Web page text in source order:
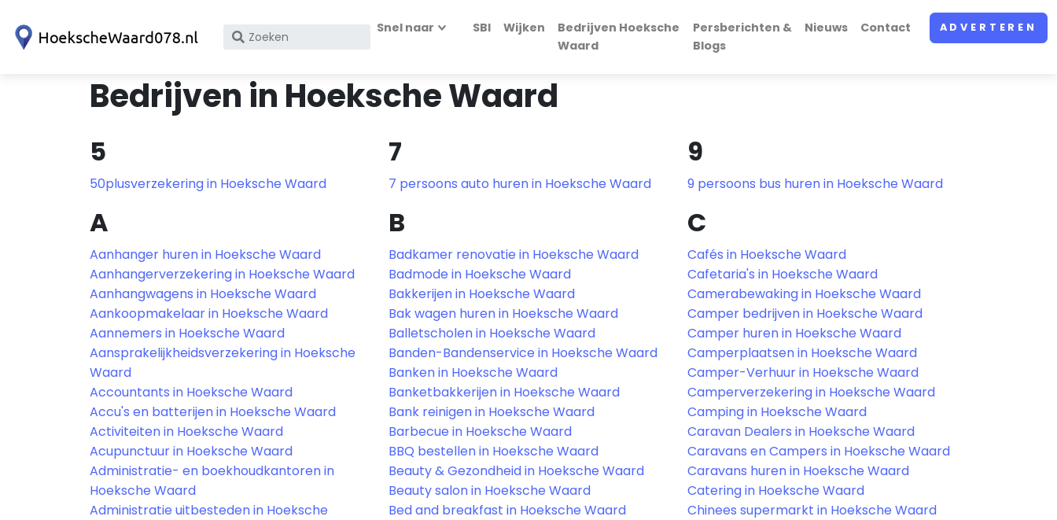
Zoek
of
Snel naar SBI Wijken
Bedrijven Hoeksche
Waard
Persberichten &
Blogs
Nieuws Contact ADVERTEREN
Bedrijven in Hoeksche Waard
5
50plusverzekering in Hoeksche Waard
7
7 persoons auto huren in Hoeksche Waard
9
9 persoons bus huren in Hoeksche Waard
A
Aanhanger huren in Hoeksche Waard
Aanhangerverzekering in Hoeksche Waard
Aanhangwagens in Hoeksche Waard
Aankoopmakelaar in Hoeksche Waard
Aannemers in Hoeksche Waard
Aansprakelijkheidsverzekering in Hoeksche
Waard
Accountants in Hoeksche Waard
Accu's en batterijen in Hoeksche Waard
Activiteiten in Hoeksche Waard
Acupunctuur in Hoeksche Waard
Administratie- en boekhoudkantoren in
Hoeksche Waard
Administratie uitbesteden in Hoeksche
B
Badkamer renovatie in Hoeksche Waard
Badmode in Hoeksche Waard
Bakkerijen in Hoeksche Waard
Bak wagen huren in Hoeksche Waard
Balletscholen in Hoeksche Waard
Banden-Bandenservice in Hoeksche Waard
Banken in Hoeksche Waard
Banketbakkerijen in Hoeksche Waard
Bank reinigen in Hoeksche Waard
Barbecue in Hoeksche Waard
BBQ bestellen in Hoeksche Waard
Beauty & Gezondheid in Hoeksche Waard
Beauty salon in Hoeksche Waard
Bed and breakfast in Hoeksche Waard
C
Cafés in Hoeksche Waard
Cafetaria's in Hoeksche Waard
Camerabewaking in Hoeksche Waard
Camper bedrijven in Hoeksche Waard
Camper huren in Hoeksche Waard
Camperplaatsen in Hoeksche Waard
Camper-Verhuur in Hoeksche Waard
Camperverzekering in Hoeksche Waard
Camping in Hoeksche Waard
Caravan Dealers in Hoeksche Waard
Caravans en Campers in Hoeksche Waard
Caravans huren in Hoeksche Waard
Catering in Hoeksche Waard
Chinees supermarkt in Hoeksche Waard